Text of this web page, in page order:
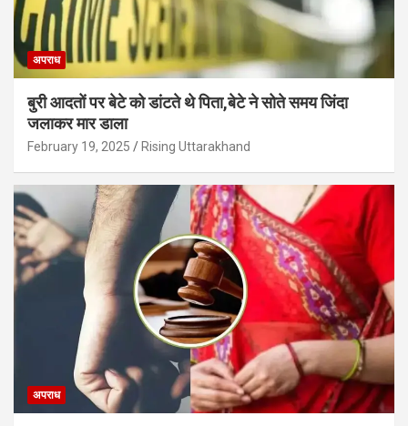
अपराध
बुरी आदतों पर बेटे को डांटते थे पिता,बेटे ने सोते समय जिंदा
जलाकर मार डाला
February 19, 2025 Rising Uttarakhand
अपराध